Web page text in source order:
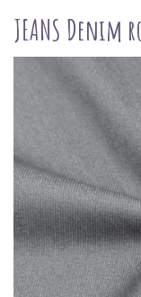
JEANS Denim